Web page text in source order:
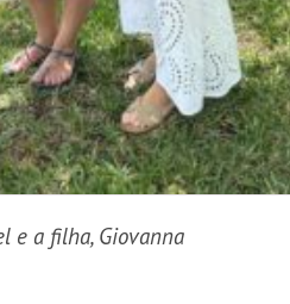
e a filha, Giovanna